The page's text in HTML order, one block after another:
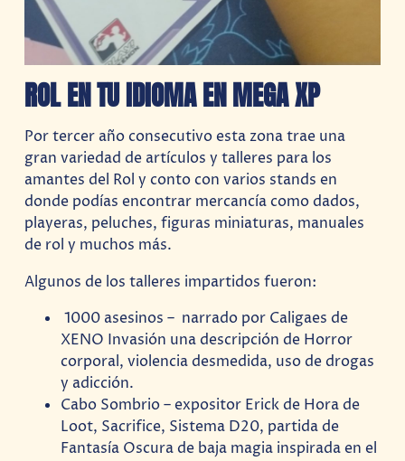
ROL EN TU IDIOMA EN MEGA XP
Por tercer año consecutivo esta zona trae una
gran variedad de artículos y talleres para los
amantes del Rol y conto con varios stands en
donde podías encontrar mercancía como dados,
playeras, peluches, figuras miniaturas, manuales
de rol y muchos más.
Algunos de los talleres impartidos fueron:
1000 asesinos – narrado por Caligaes de
XENO Invasión una descripción de Horror
corporal, violencia desmedida, uso de drogas
y adicción.
Cabo Sombrio – expositor Erick de Hora de
Loot, Sacrifice, Sistema D20, partida de
Fantasía Oscura de baja magia inspirada en el